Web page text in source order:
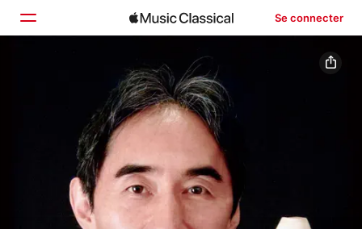
Se connecter
Parcourir
Rechercher